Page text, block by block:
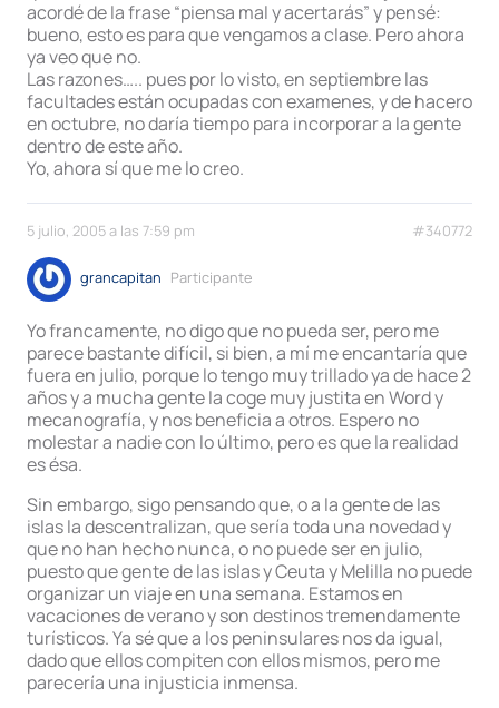
acordé de la frase “piensa mal y acertarás” y pensé:
bueno, esto es para que vengamos a clase. Pero ahora
ya veo que no.
Las razones….. pues por lo visto, en septiembre las
facultades están ocupadas con examenes, y de hacero
en octubre, no daría tiempo para incorporar a la gente
dentro de este año.
Yo, ahora sí que me lo creo.
5 julio, 2005 a las 7:59 pm #340772
grancapitan Participante
Yo francamente, no digo que no pueda ser, pero me
parece bastante difícil, si bien, a mí me encantaría que
fuera en julio, porque lo tengo muy trillado ya de hace 2
años y a mucha gente la coge muy justita en Word y
mecanografía, y nos beneficia a otros. Espero no
molestar a nadie con lo último, pero es que la realidad
es ésa.
Sin embargo, sigo pensando que, o a la gente de las
islas la descentralizan, que sería toda una novedad y
que no han hecho nunca, o no puede ser en julio,
puesto que gente de las islas y Ceuta y Melilla no puede
organizar un viaje en una semana. Estamos en
vacaciones de verano y son destinos tremendamente
turísticos. Ya sé que a los peninsulares nos da igual,
dado que ellos compiten con ellos mismos, pero me
parecería una injusticia inmensa.